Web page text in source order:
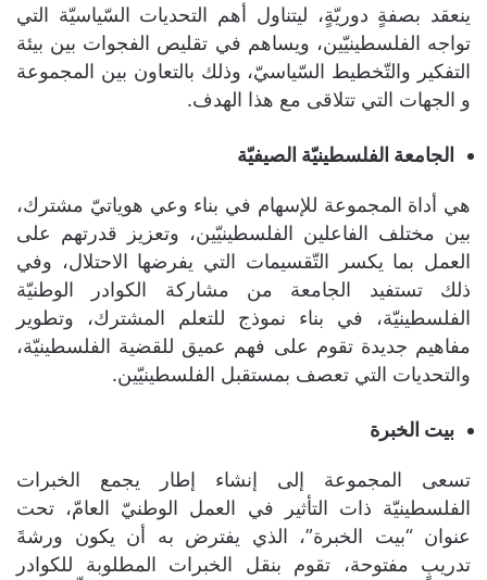
ينعقد بصفةٍ دوريّةٍ، ليتناول أهم التحديات السّياسيّة التي
تواجه الفلسطينيّين، ويساهم في تقليص الفجوات بين بيئة
التفكير والتّخطيط السّياسيّ، وذلك بالتعاون بين المجموعة
و الجهات التي تتلاقى مع هذا الهدف.
الجامعة الفلسطينيّة الصيفيّة
هي أداة المجموعة للإسهام في بناء وعي هوياتيّ مشترك،
بين مختلف الفاعلين الفلسطينيّين، وتعزيز قدرتهم على
العمل بما يكسر التّقسيمات التي يفرضها الاحتلال، وفي
ذلك تستفيد الجامعة من مشاركة الكوادر الوطنيّة
الفلسطينيّة، في بناء نموذج للتعلم المشترك، وتطوير
مفاهيم جديدة تقوم على فهم عميق للقضية الفلسطينيّة،
والتحديات التي تعصف بمستقبل الفلسطينيّين.
بيت الخبرة
تسعى المجموعة إلى إنشاء إطار يجمع الخبرات
الفلسطينيّة ذات التأثير في العمل الوطنيّ العامّ، تحت
عنوان “بيت الخبرة”، الذي يفترض به أن يكون ورشةَ
تدريبٍ مفتوحة، تقوم بنقل الخبرات المطلوبة للكوادر